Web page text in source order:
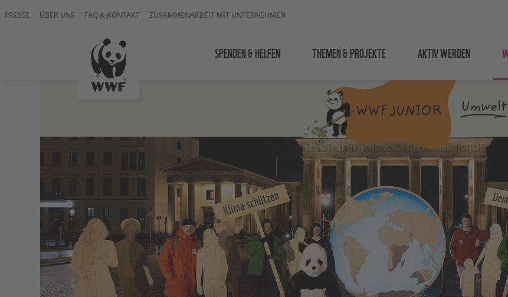
PRESSE ÜBER UNS FAQ & KONTAKT ZUSAMMENARBEIT MIT UNTERNEHMEN
SPENDEN & HELFEN THEMEN & PROJEKTE AKTIV WERDEN